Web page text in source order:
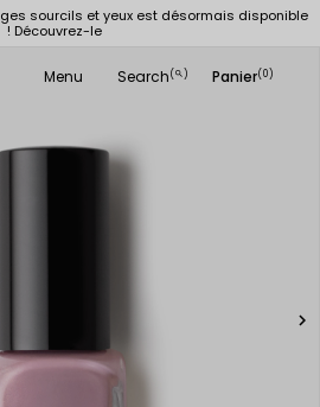
sourcils et yeux est désormais disponible
! Découvrez-le
Menu Search(
search ) Panier(0)
